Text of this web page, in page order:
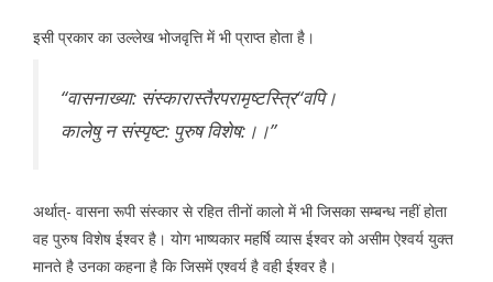
इसी प्रकार का उल्लेख भोजवृत्ति में भी प्राप्त होता है।
‘‘वासनाख्या: संस्कारास्तैरपरामृष्टस्त्रि“वपि।
कालेषु न संस्पृष्ट: पुरुष विशेष:।।’’
अर्थात्- वासना रूपी संस्कार से रहित तीनों कालो में भी जिसका सम्बन्ध नहीं होता
वह पुरुष विशेष ईश्वर है। योग भाष्यकार महर्षि व्यास ईश्वर को असीम ऐश्वर्य युक्त
मानते है उनका कहना है कि जिसमें एश्वर्य है वही ईश्वर है।